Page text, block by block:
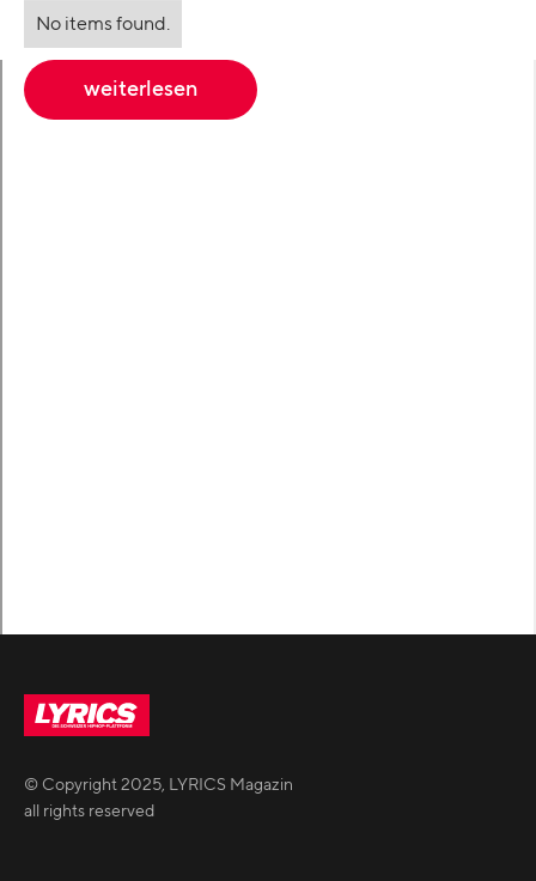
No items found.
weiterlesen
© Copyright2025, LYRICS Magazin
all rights reserved